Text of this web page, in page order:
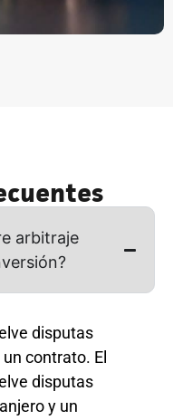
arbitraje
disputas
contrato. El
disputas
y un